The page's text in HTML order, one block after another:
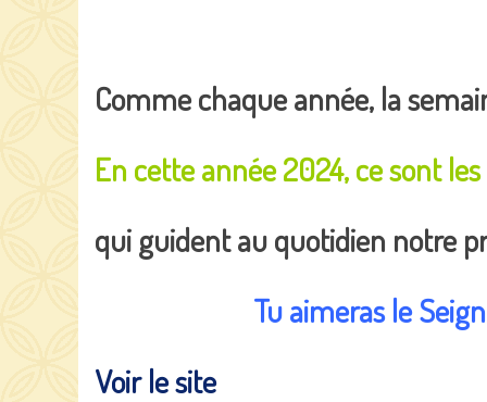
Comme chaque année, la
En cette année 2024, ce sont
qui guident au quotidien notre
Tu aimeras le
Voir le site